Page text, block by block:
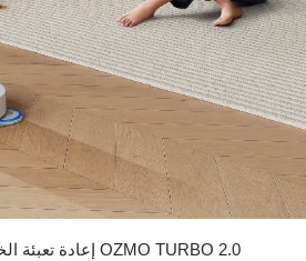
OZMO TURBO 2.0 إعادة تعبئة الخزان الصغير تلقائيًا